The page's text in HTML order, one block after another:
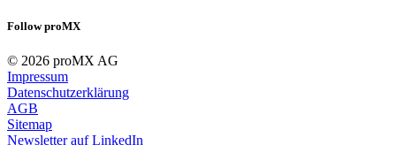
Follow proMX
© 2026 proMX AG
Impressum
Datenschutzerklärung
AGB
Sitemap
Newsletter auf LinkedIn